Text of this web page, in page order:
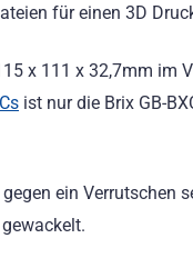
für einen 3D
x 111 x 32,7mm im
ist nur die Brix GB-
ein Verrutschen